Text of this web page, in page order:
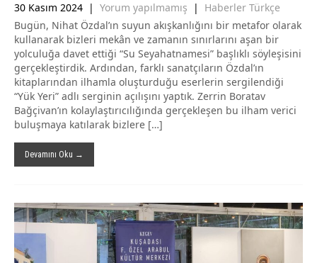
30 Kasım 2024 | Yorum yapılmamış | Haberler Türkçe
Bugün, Nihat Özdal’ın suyun akışkanlığını bir metafor olarak
kullanarak bizleri mekân ve zamanın sınırlarını aşan bir
yolculuğa davet ettiği “Su Seyahatnamesi” başlıklı söyleşisini
gerçekleştirdik. Ardından, farklı sanatçıların Özdal’ın
kitaplarından ilhamla oluşturduğu eserlerin sergilendiği
“Yük Yeri” adlı serginin açılışını yaptık. Zerrin Boratav
Bağçivan’ın kolaylaştırıcılığında gerçekleşen bu ilham verici
buluşmaya katılarak bizlere […]
Devamını Oku →